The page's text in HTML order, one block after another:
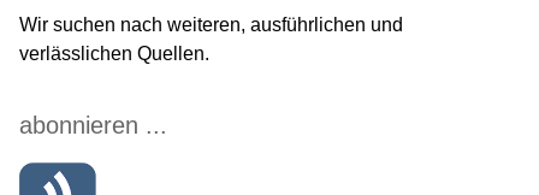
Wir suchen nach weiteren, ausführlichen und
verlässlichen Quellen.
abonnieren ...